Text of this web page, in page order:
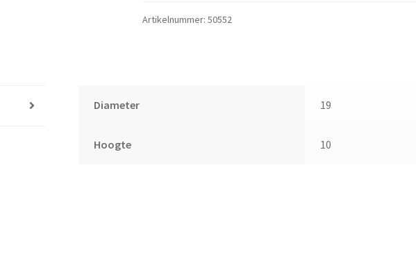
Artikelnummer:50552
Diameter 19
Hoogte 10